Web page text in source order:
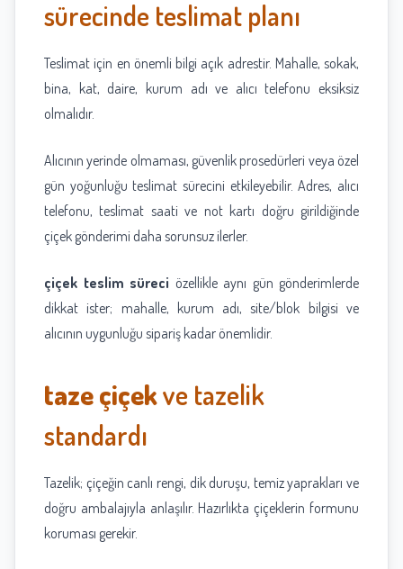
sürecinde teslimat planı
Teslimat için en önemli bilgi açık adrestir. Mahalle, sokak,
bina, kat, daire, kurum adı ve alıcı telefonu eksiksiz
olmalıdır.
Alıcının yerinde olmaması, güvenlik prosedürleri veya özel
gün yoğunluğu teslimat sürecini etkileyebilir. Adres, alıcı
telefonu, teslimat saati ve not kartı doğru girildiğinde
çiçek gönderimi daha sorunsuz ilerler.
çiçek teslim süreci özellikle aynı gün gönderimlerde
dikkat ister; mahalle, kurum adı, site/blok bilgisi ve
alıcının uygunluğu sipariş kadar önemlidir.
taze çiçekve tazelik
standardı
Tazelik; çiçeğin canlı rengi, dik duruşu, temiz yaprakları ve
doğru ambalajıyla anlaşılır. Hazırlıkta çiçeklerin formunu
koruması gerekir.